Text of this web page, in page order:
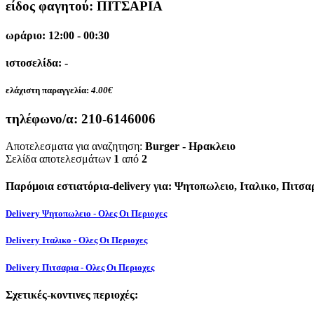
είδος φαγητού: ΠΙΤΣΑΡΙΑ
ωράριο: 12:00 - 00:30
ιστοσελίδα: -
ελάχιστη παραγγελία: 4.00€
τηλέφωνο/α: 210-6146006
Αποτελεσματα για αναζητηση: Burger - Ηρακλειο
Σελίδα αποτελεσμάτων 1 από 2
Παρόμοια εστιατόρια-delivery για: Ψητοπωλειο, Ιταλικο,
Delivery Ψητοπωλειο - Ολες Οι Περιοχες
Delivery Ιταλικο - Ολες Οι Περιοχες
Delivery Πιτσαρια - Ολες Οι Περιοχες
Σχετικές-κοντινες περιοχές: